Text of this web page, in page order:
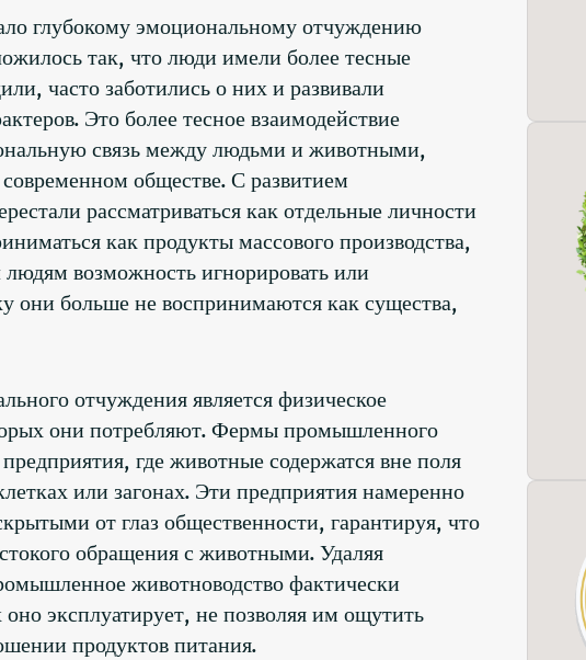
глубокому эмоциональному отчуждению
так, что люди имели более тесные
часто заботились о них и развивали
Это более тесное взаимодействие
связь между людьми и животными,
​​современном обществе. С развитием
рассматриваться как отдельные личности
как продукты массового производства,
возможность игнорировать или
они больше не воспринимаются как существа,
отчуждения является физическое
они потребляют. Фермы промышленного
где животные содержатся вне поля
или загонах. Эти предприятия намеренно
от глаз общественности, гарантируя, что
обращения с животными. Удаляя
животноводство фактически
эксплуатирует, не позволяя им ощутить
продуктов питания.